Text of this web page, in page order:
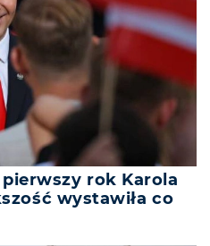
rok Karola
wystawiła co